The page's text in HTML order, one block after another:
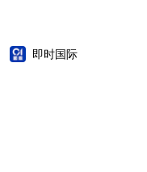
即时国际